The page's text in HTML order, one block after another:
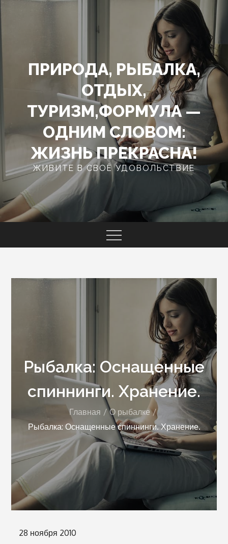
ПРИРОДА, РЫБАЛКА,
ОТДЫХ,
ТУРИЗМ,ФОРМУЛА —
ОДНИМ СЛОВОМ:
ЖИЗНЬ ПРЕКРАСНА!
ЖИВИТЕ В СВОЁ УДОВОЛЬСТВИЕ
Рыбалка: Оснащенные
спиннинги. Хранение.
Главная
О рыбалке
Рыбалка: Оснащенные спиннинги. Хранение.
Опубликовано
28 ноября 2010